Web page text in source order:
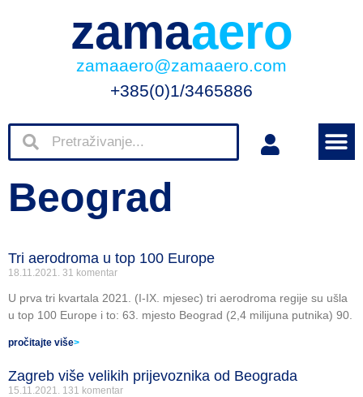
zamaaero
zamaaero@zamaaero.com
+385(0)1/3465886
Beograd
Tri aerodroma u top 100 Europe
18.11.2021. 31 komentar
U prva tri kvartala 2021. (I-IX. mjesec) tri aerodroma regije su ušla
u top 100 Europe i to: 63. mjesto Beograd (2,4 milijuna putnika) 90.
pročitajte više>
Zagreb više velikih prijevoznika od Beograda
15.11.2021. 131 komentar